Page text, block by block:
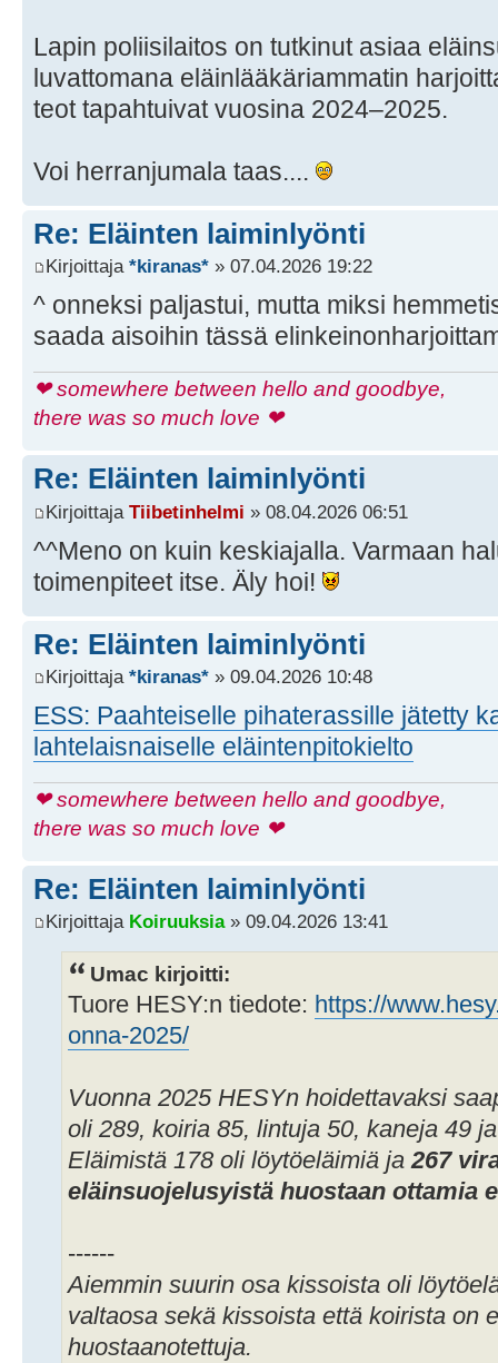
Lapin poliisilaitos on tutkinut asiaa
luvattomana eläinlääkäriammatin
teot tapahtuivat vuosina 2024–2025.
Voi herranjumala taas....
Re: Eläinten laiminlyönti
Kirjoittaja *kiranas* » 07.04.2026 19:22
^ onneksi paljastui, mutta miksi
saada aisoihin tässä
❤ somewhere between hello and goodbye,
there was so much love ❤
Re: Eläinten laiminlyönti
Kirjoittaja Tiibetinhelmi » 08.04.2026 06:51
^^Meno on kuin keskiajalla. Varmaan
toimenpiteet itse. Äly hoi!
Re: Eläinten laiminlyönti
Kirjoittaja *kiranas* » 09.04.2026 10:48
ESS: Paahteiselle pihaterassille jätetty
lahtelaisnaiselle eläintenpitokielto
❤ somewhere between hello and goodbye,
there was so much love ❤
Re: Eläinten laiminlyönti
Kirjoittaja Koiruuksia» 09.04.2026 13:41
Umac kirjoitti:
Tuore HESY:n tiedote: https://
onna-2025/
Vuonna 2025 HESYn hoidettavaksi
oli 289, koiria 85, lintuja 50, kaneja 49
Eläimistä 178 oli löytöeläimiä ja267
eläinsuojelusyistä huostaan ottamia
------
Aiemmin suurin osa kissoista oli
valtaosa sekä kissoista että koirista on
huostaanotettuja.